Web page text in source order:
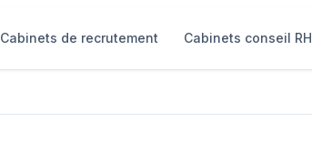
Cabinets de recrutement Cabinets conseil RH